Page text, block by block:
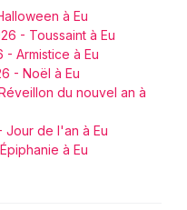
à Eu
- Toussaint à Eu
- Armistice à Eu
- Noël à Eu
du nouvel an à
Jour de l'an à Eu
à Eu